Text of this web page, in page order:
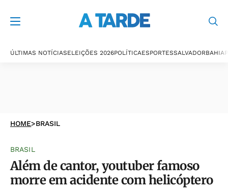
ÚLTIMAS NOTÍCIASELEIÇÕES 2026POLÍTICAESPORTESSALVADORBAHIA
HOME>BRASIL
BRASIL
Além de cantor, youtuber famoso
morre em acidente com helicóptero